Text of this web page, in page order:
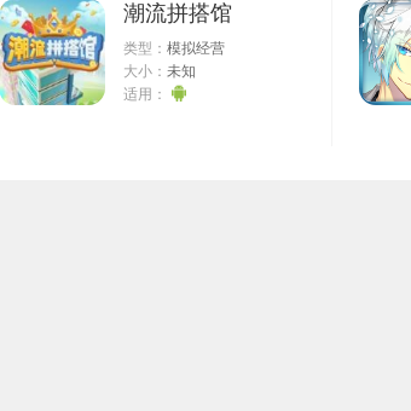
潮流拼搭馆
类型： 模拟经营
大小： 未知
适用：